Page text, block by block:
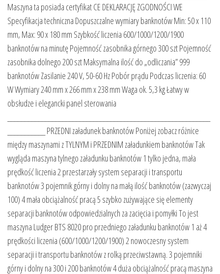
Maszyna ta posiada certyfikat CE DEKLARACJĘ ZGODNOŚCI WE
Specyfikacja techniczna Dopuszczalne wymiary banknotów Min: 50 x 110
mm, Max: 90 x 180 mm Szybkość liczenia 600/1000/1200/1900
banknotów na minutę Pojemność zasobnika górnego 300 szt Pojemność
zasobnika dolnego 200 szt Maksymalna ilość do „odliczania” 999
banknotów Zasilanie 240 V, 50-60 Hz Pobór prądu Podczas liczenia: 60
W Wymiary 240 mm x 266 mm x 238 mm Waga ok. 5,3 kg Łatwy w
obsłudze i elegancki panel sterowania
___________ PRZEDNI załadunek banknotów Poniżej zobacz różnice
między maszynami z TYLNYM i PRZEDNIM załadunkiem banknotów Tak
wygląda maszyna tylnego załadunku banknotów 1 tylko jedna, mała
prędkość liczenia 2 przestarzały system separacji i transportu
banknotów 3 pojemnik górny i dolny na małą ilość banknotów (zazwyczaj
100) 4 mała obciążalność pracą 5 szybko zużywające się elementy
separacji banknotów odpowiedzialnych za zacięcia i pomyłki To jest
maszyna Ludger BTS 8020 pro przedniego załadunku banknotów 1 aż 4
prędkości liczenia (600/1000/1200/1900) 2 nowoczesny system
separacji i transportu banknotów z rolką przeciwstawną. 3 pojemniki
górny i dolny na 300 i 200 banknotów 4 duża obciążalność pracą maszyna